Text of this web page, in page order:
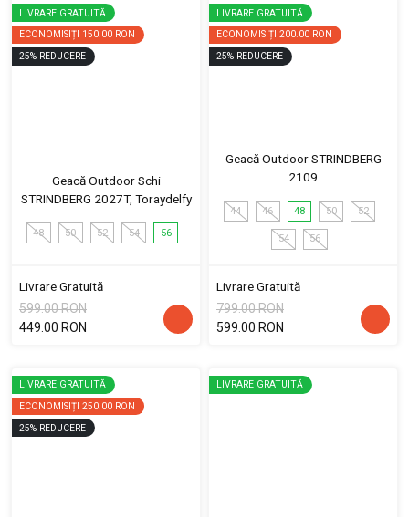
LIVRARE GRATUITĂ
ECONOMISIȚI 150.00 RON
25% REDUCERE
Geacă Outdoor Schi
STRINDBERG 2027T, Toraydelfy
48 50 52 54 56
Livrare Gratuită
599.00 RON
449.00 RON
LIVRARE GRATUITĂ
ECONOMISIȚI 200.00 RON
25% REDUCERE
Geacă Outdoor STRINDBERG
2109
44 46 48 50 52
54 56
Livrare Gratuită
799.00 RON
599.00 RON
LIVRARE GRATUITĂ
ECONOMISIȚI 250.00 RON
25% REDUCERE
LIVRARE GRATUITĂ